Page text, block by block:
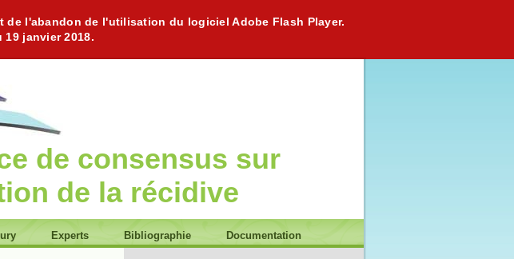
l'abandon de l'utilisation du logiciel Adobe Flash Player.
janvier 2018.
de consensus sur
de la récidive
Experts Bibliographie Documentation